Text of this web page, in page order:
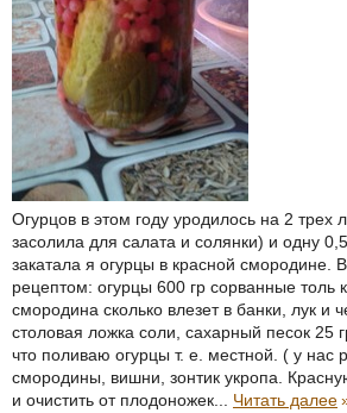
Огурцов в этом году уродилось на 2 трех
засолила для салата и солянки) и одну
закатала я огурцы в красной смородине.
рецептом: огурцы 600 гр сорванные толь
смородина сколько влезет в банки, лук и
столовая ложка соли, сахарный песок 25
что поливаю огурцы т. е. местной. ( у нас
смородины, вишни, зонтик укропа.
и очистить от плодоножек... Читать далее